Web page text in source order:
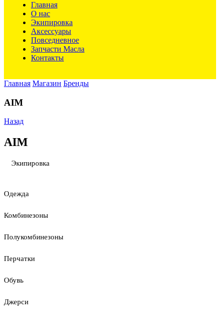
Главная
О нас
Экипировка
Аксессуары
Повседневное
Запчасти Масла
Контакты
Главная Магазин Бренды
AIM
Назад
AIM
Экипировка
Одежда
Комбинезоны
Полукомбинезоны
Перчатки
Обувь
Джерси